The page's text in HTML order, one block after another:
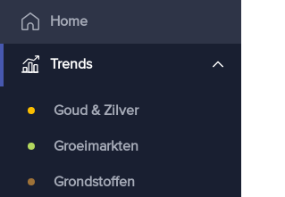
Home
Trends
Goud & Zilver
Groeimarkten
Grondstoffen